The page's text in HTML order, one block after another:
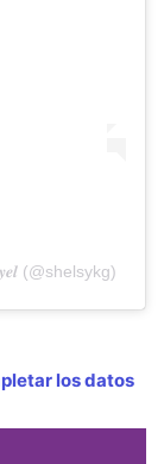
(@shelsykg)
los datos